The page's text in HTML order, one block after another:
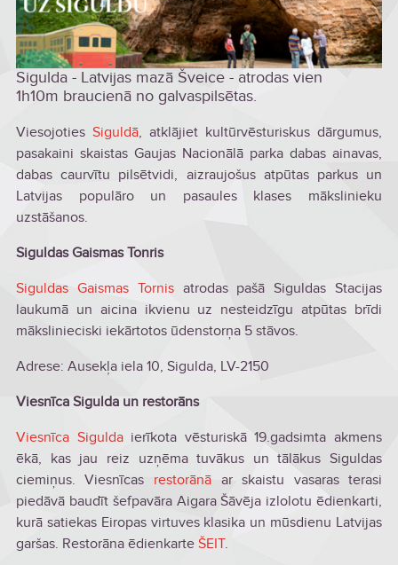
Sigulda - Latvijas mazā Šveice - atrodas vien
1h10m braucienā no galvaspilsētas.
Viesojoties Siguldā, atklājiet kultūrvēsturiskus dārgumus,
pasakaini skaistas Gaujas Nacionālā parka dabas ainavas,
dabas caurvītu pilsētvidi, aizraujošus atpūtas parkus un
Latvijas populāro un pasaules klases mākslinieku
uzstāšanos.
Siguldas Gaismas Tonris
Siguldas Gaismas Tornisatrodas pašā Siguldas Stacijas
laukumā un aicina ikvienu uz nesteidzīgu atpūtas brīdi
mākslinieciski iekārtotos ūdenstorņa 5 stāvos.
Adrese: Ausekļa iela 10, Sigulda, LV-2150
Viesnīca Sigulda un restorāns
Viesnīca Siguldaierīkota vēsturiskā 19.gadsimta akmens
ēkā, kas jau reiz uzņēma tuvākus un tālākus Siguldas
ciemiņus. Viesnīcas restorānāar skaistu vasaras terasi
piedāvā baudīt šefpavāra Aigara Šāvēja izlolotu ēdienkarti,
kurā satiekas Eiropas virtuves klasika un mūsdienu Latvijas
garšas. Restorāna ēdienkarte ŠEIT.